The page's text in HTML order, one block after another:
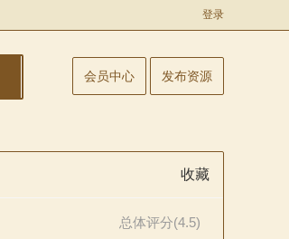
登录
会员中心 发布资源
收藏
总体评分(4.5)